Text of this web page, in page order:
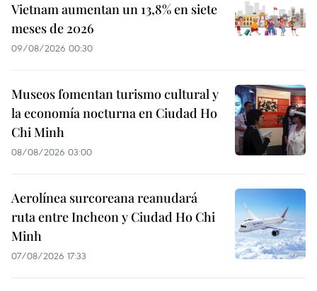
Vietnam aumentan un 13,8% en siete
meses de 2026
09/08/2026 00:30
Museos fomentan turismo cultural y
la economía nocturna en Ciudad Ho
Chi Minh
08/08/2026 03:00
Aerolínea surcoreana reanudará
ruta entre Incheon y Ciudad Ho Chi
Minh
07/08/2026 17:33